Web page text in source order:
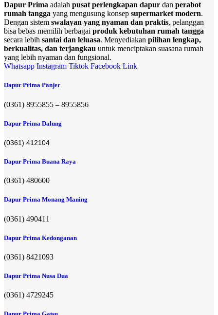
Dapur Prima adalah pusat perlengkapan dapur dan perabot
rumah tangga yang mengusung konsep supermarket modern.
Dengan sistem swalayan yang nyaman dan praktis, pelanggan
bisa bebas memilih berbagai produk kebutuhan rumah tangga
secara lebih santai dan leluasa. Menyediakan pilihan lengkap,
berkualitas, dan terjangkau untuk menciptakan suasana rumah
yang lebih nyaman dan fungsional.
Whatsapp Instagram Tiktok Facebook Link
Dapur Prima Panjer
(0361) 8955855 – 8955856​
Dapur Prima Dalung
(0361) 412104
Dapur Prima Buana Raya
(0361) 480600
Dapur Prima Monang Maning
(0361) 490411​
Dapur Prima Kedonganan
(0361) 8421093
Dapur Prima Nusa Dua
(0361) 4729245